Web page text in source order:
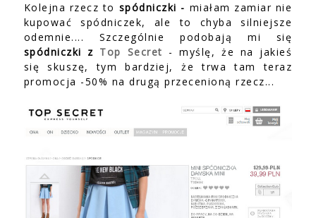
Kolejna rzecz to spódniczki - miałam zamiar nie
kupować spódniczek, ale to chyba silniejsze
odemnie.... Szczególnie podobają mi się
spódniczki z Top Secret - myślę, że na jakieś
się skuszę, tym bardziej, że trwa tam teraz
promocja -50% na drugą przecenioną rzecz...